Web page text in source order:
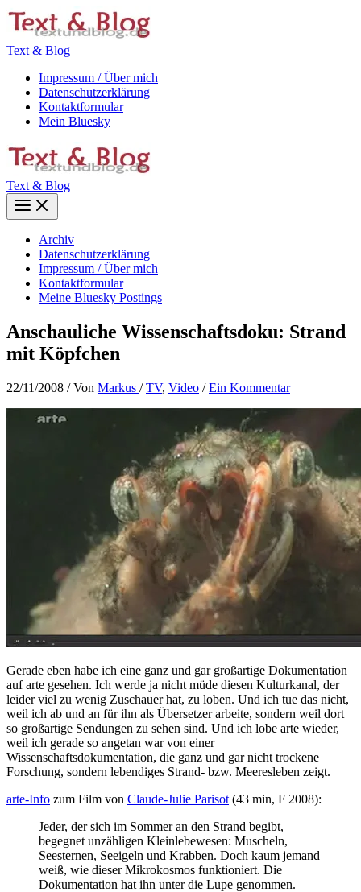
Zum
Inhalt
Text & Blog
Impressum / Über mich
Datenschutzerklärung
Kontaktformular
Mein Bluesky
Text & Blog
Main
Menu
Archiv
Datenschutzerklärung
Impressum / Über mich
Kontaktformular
Meine Bluesky Postings
Anschauliche Wissenschaftsdoku: Strand
mit Köpfchen
22/11/2008 / Von Markus /TV, Video /Ein Kommentar
Gerade eben habe ich eine ganz und gar großartige Dokumentation
auf arte gesehen. Ich werde ja nicht müde diesen Kulturkanal, der
leider viel zu wenig Zuschauer hat, zu loben. Und ich tue das nicht,
weil ich ab und an für ihn als Übersetzer arbeite, sondern weil dort
so großartige Sendungen zu sehen sind. Und ich lobe arte wieder,
weil ich gerade so angetan war von einer
Wissenschaftsdokumentation, die ganz und gar nicht trockene
Forschung, sondern lebendiges Strand- bzw. Meeresleben zeigt.
arte-Info zum Film von Claude-Julie Parisot (43 min, F 2008):
Jeder, der sich im Sommer an den Strand begibt,
begegnet unzähligen Kleinlebewesen: Muscheln,
Seesternen, Seeigeln und Krabben. Doch kaum jemand
weiß, wie dieser Mikrokosmos funktioniert. Die
Dokumentation hat ihn unter die Lupe genommen.